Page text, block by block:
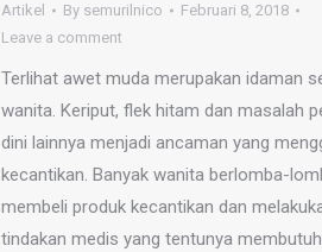
Artikel By semurilnico
Februari 8, 2018
Leave a comment
Terlihat awet muda merupakan idaman
wanita. Keriput, flek hitam dan masalah
dini lainnya menjadi ancaman yang
kecantikan. Banyak wanita berlomba-
membeli produk kecantikan dan
tindakan medis yang tentunya